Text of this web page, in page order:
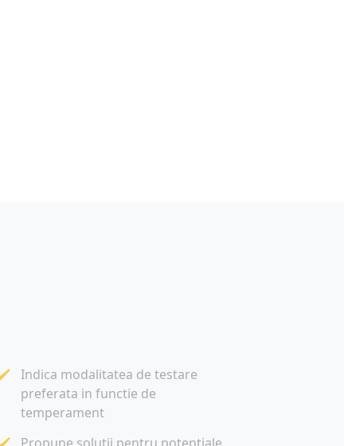
Indica modalitatea de testare
preferata in functie de
temperament